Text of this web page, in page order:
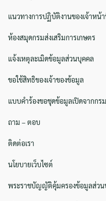
แนวทางการปฏิบัติงานของเจ้าหน้
ห้องสมุดกรมส่งเสริมการเกษตร
แจ้งเหตุละเมิดข้อมูลส่วนบุคคล
ขอใช้สิทธิของเจ้าของข้อมูล
แบบคำร้องขอชุดข้อมูลเปิดจากกร
ถาม – ตอบ
ติดต่อเรา
นโยบายเว็บไซต์
พระราชบัญญัติคุ้มครองข้อมูลส่วน